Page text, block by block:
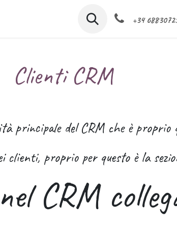
CRM software Cloud+34
Clienti CRM
principale del CRM che è
proprio per questo è la
CRM